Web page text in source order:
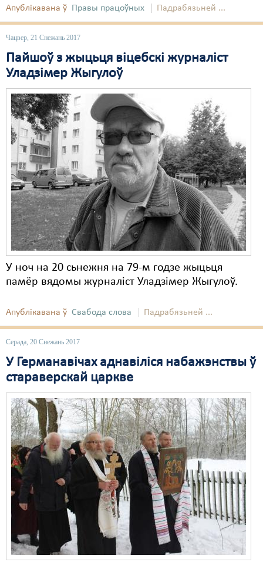
Апублікавана ў Правы працоўных Падрабязьней ...
Чацвер, 21 Снежань 2017
Пайшоў з жыцьця віцебскі журналіст
Уладзімер Жыгулоў
У ноч на 20 сьнежня на 79-м годзе жыцьця
памёр вядомы журналіст Уладзімер Жыгулоў.
Апублікавана ў Свабода слова Падрабязьней ...
Серада, 20 Снежань 2017
У Германавічах аднавіліся набажэнствы ў
стараверскай царкве